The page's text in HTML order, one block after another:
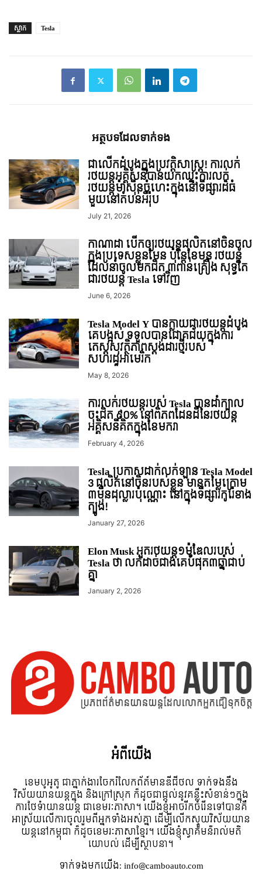
ស្លាក Tesla
អត្ថបទ​ដែល​ទាក់ទង
ជាលើកដំបូងក្នុងប្រវត្តិសាស្ត្រ! ការលក់
រថយន្តអគ្គិសនីបានយកឈ្នះការលក់
រថយន្តម៉ាសុីនចំហេះក្នុងនៅទីផ្សារដ៏ធំ
មួយនៅតំបន់អឺរ៉ុប
July 21, 2026
កាណាដា បើកឲ្យរថយន្តផលិតនៅចិនចូល
ក្នុងប្រទេសខ្លួនមែន ប៉ុន្តែខែមុន រថយន្ត
ដែលនាំចូលមកជិត ៣ពាន់គ្រឿង សុទ្ធតែ
ជារថយន្ត Tesla ទៅវិញ
June 6, 2026
Tesla Model Y បានក្លាយជារថយន្តដំបូង
គេបង្អស់ ទទួលបានជោគជ័យក្នុងការ
តេស្តសុវត្ថិភាពស្តង់ដារថ្មីរបស់
សហរដ្ឋអាមេរិក
May 8, 2026
ការលក់រថយន្តរបស់ Tesla បានដាំក្បាល
ចុះជិត ៩០% នៅពិភពដែនដីនៃរថយន្ត
អគ្គិសនីគិតក្នុងខែមករា
February 4, 2026
Tesla ប្រកាសដាក់លក់ឡាន Tesla Model
3 ផលិតនៅចិនរបស់ខ្លួន មានតម្លៃក្រោម
៣ម៉ឺនដុល្លារប៉ុណ្ណោះ នៅក្នុងទីផ្សារកូរ៉េខាង
ត្បូង!
January 27, 2026
Elon Musk អួតរថយន្ត១ម៉ូឌែលរបស់
Tesla ថា លក់ដាច់ជាងគេបំផុត​៣ឆ្នាំជាប់
គ្នា
January 2, 2026
អំពី​យើង
ខេមបូអូតូ ជាភ្នាក់ងារចែករំលែកព័ត៍មានឌីជីថល ទាក់ទងនឹង
វិស័យយានយន្តក្នុង និងក្រៅស្រុក ក៏ដូចជាផ្តល់នូវគន្លឹះសំខាន់ៗក្នុង
ការថែទំាយានយន្ត ជាខេមរៈភាសា។ យើងខ្ញុំអាចរីកចំរើនទៅបានគឺ
អាស្រ័យលើការចូលរួមពីអ្នកទាំងអស់គ្នា ដើម្បីលើកស្ទួយវិស័យយាន
យន្តនៅកម្ពុជា ក៏ដូចខេមរៈភាសាខ្មែរ។ យើងខ្ញុំស្វាគមន៌រាល់មតិ
យោបល់ ដើម្បីស្ថាបនា។
ទាក់ទង​មក​យើង:info@camboauto.com